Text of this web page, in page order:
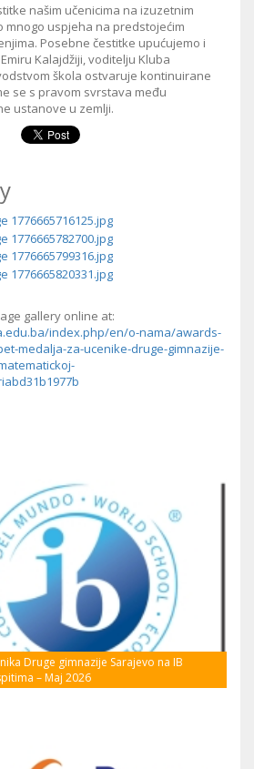
našim učenicima na izuzetnim
mnogo uspjeha na predstojećim
Posebne čestitke upućujemo i
Kalajdžiji, voditelju Kluba
škola ostvaruje kontinuirane
se s pravom svrstava među
ustanove u zemlji.
gallery online at:
index.php/en/o-nama/awards-
medalja-za-ucenike-druge-gimnazije-
Druge gimnazije Sarajevo na IB
– Maj 2026